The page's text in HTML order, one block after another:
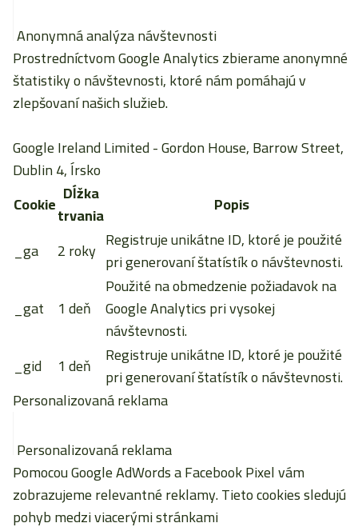
Anonymná analýza návštevnosti
Prostredníctvom Google Analytics zbierame anonymné
štatistiky o návštevnosti, ktoré nám pomáhajú v
zlepšovaní našich služieb.
Google Ireland Limited- Gordon House, Barrow Street,
Dublin 4, Írsko
Cookie Dĺžka
trvania
Popis
_ga
2 roky Registruje unikátne ID, ktoré je použité
pri generovaní štatístík o návštevnosti.
_gat
1 deň
Použité na obmedzenie požiadavok na
Google Analytics pri vysokej
návštevnosti.
_gid
1 deň
Registruje unikátne ID, ktoré je použité
pri generovaní štatístík o návštevnosti.
Personalizovaná reklama
Personalizovaná reklama
Pomocou Google AdWords a Facebook Pixel vám
zobrazujeme relevantné reklamy. Tieto cookies sledujú
pohyb medzi viacerými stránkami